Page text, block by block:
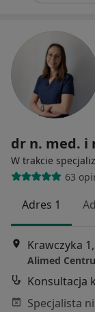
dr n. med. i
W trakcie
63
Adres 1
Krawczyka
Alimed
Konsultacja